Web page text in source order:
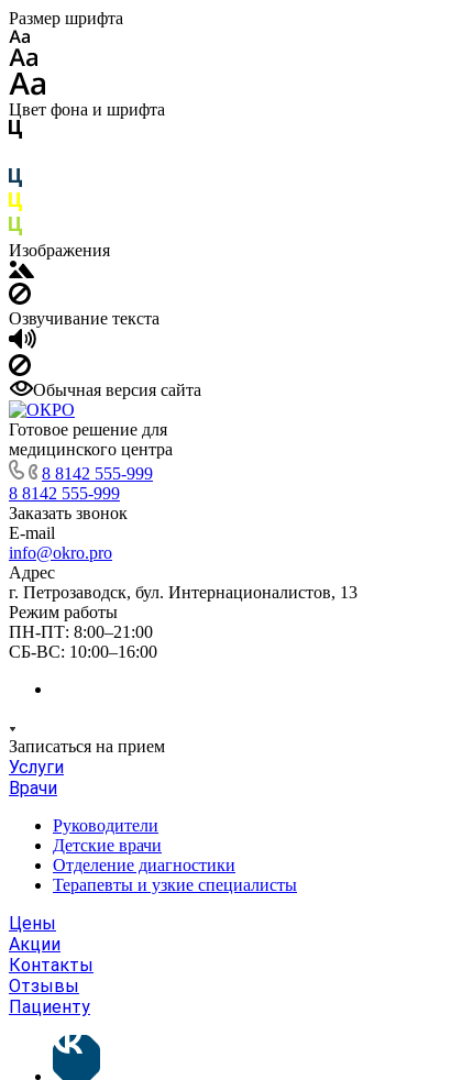
Размер шрифта
Цвет фона и шрифта
Изображения
Озвучивание текста
Обычная версия сайта
Готовое решение для
медицинского центра
8 8142 555-999
8 8142 555-999
Заказать звонок
E-mail
info@okro.pro
Адрес
г. Петрозаводск, бул. Интернационалистов, 13
Режим работы
ПН-ПТ: 8:00–21:00
СБ-ВС: 10:00–16:00
Записаться на прием
Услуги
Врачи
Руководители
Детские врачи
Отделение диагностики
Терапевты и узкие специалисты
Цены
Акции
Контакты
Отзывы
Пациенту